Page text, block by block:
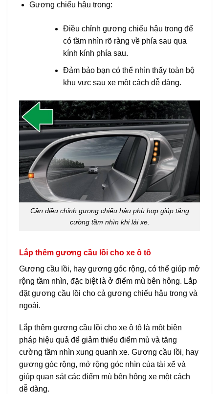
Gương chiếu hậu trong:
Điều chỉnh gương chiếu hậu trong để
có tầm nhìn rõ ràng về phía sau qua
kính kính phía sau.
Đảm bảo bạn có thể nhìn thấy toàn bộ
khu vực sau xe một cách dễ dàng.
Cần điều chỉnh gương chiếu hậu phù hợp giúp tăng
cường tầm nhìn khi lái xe.
Lắp thêm gương cầu lồi cho xe ô tô
Gương cầu lồi, hay gương góc rộng, có thể giúp mở
rộng tầm nhìn, đặc biệt là ở điểm mù bên hông. Lắp
đặt gương cầu lồi cho cả gương chiếu hậu trong và
ngoài.
Lắp thêm gương cầu lồi cho xe ô tô là một biện
pháp hiệu quả để giảm thiểu điểm mù và tăng
cường tầm nhìn xung quanh xe. Gương cầu lồi, hay
gương góc rộng, mở rộng góc nhìn của tài xế và
giúp quan sát các điểm mù bên hông xe một cách
dễ dàng.